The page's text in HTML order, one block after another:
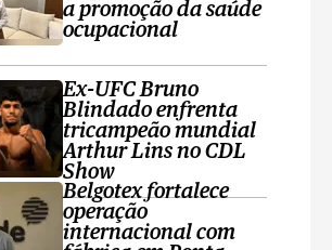
a promoção da saúde
ocupacional
Ex-UFC Bruno
Blindado enfrenta
tricampeão mundial
Arthur Lins no CDL
Show
Belgotex fortalece
operação
internacional com